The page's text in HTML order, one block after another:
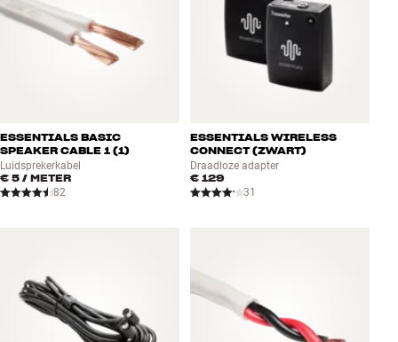
ESSENTIALS BASIC
SPEAKER CABLE 1 (1)
Luidsprekerkabel
€ 5 / METER
82
ESSENTIALS WIRELESS
CONNECT (ZWART)
Draadloze adapter
€ 129
31